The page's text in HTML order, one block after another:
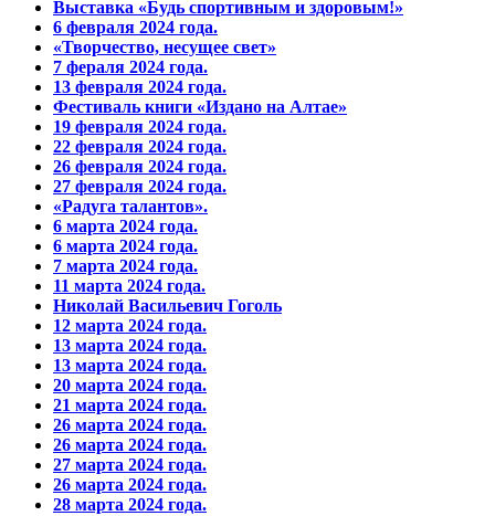
Выставка «Будь спортивным и здоровым!»
6 февраля 2024 года.
«Творчество, несущее свет»
7 фераля 2024 года.
13 февраля 2024 года.
Фестиваль книги «Издано на Алтае»
19 февраля 2024 года.
22 февраля 2024 года.
26 февраля 2024 года.
27 февраля 2024 года.
«Радуга талантов».
6 марта 2024 года.
6 марта 2024 года.
7 марта 2024 года.
11 марта 2024 года.
Николай Васильевич Гоголь
12 марта 2024 года.
13 марта 2024 года.
13 марта 2024 года.
20 марта 2024 года.
21 марта 2024 года.
26 марта 2024 года.
26 марта 2024 года.
27 марта 2024 года.
26 марта 2024 года.
28 марта 2024 года.